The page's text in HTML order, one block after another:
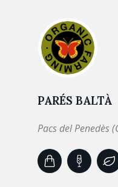
PARÉS BALTÀ
Pacs del Penedès